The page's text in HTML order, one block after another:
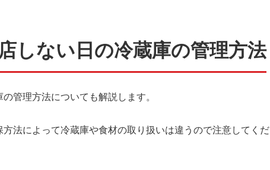
しない日の冷蔵庫の管理方法
管理方法についても解説します。
法によって冷蔵庫や食材の取り扱いは違うので注意してくだ